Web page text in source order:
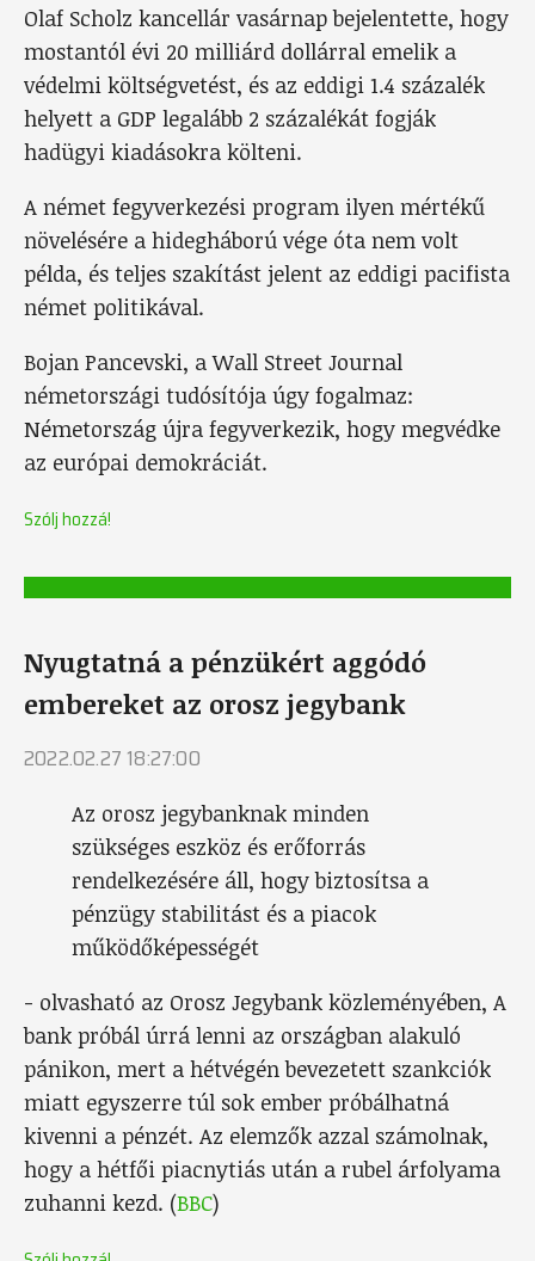
Olaf Scholz kancellár vasárnap bejelentette, hogy
mostantól évi 20 milliárd dollárral emelik a
védelmi költségvetést, és az eddigi 1.4 százalék
helyett a GDP legalább 2 százalékát fogják
hadügyi kiadásokra költeni.
A német fegyverkezési program ilyen mértékű
növelésére a hidegháború vége óta nem volt
példa, és teljes szakítást jelent az eddigi pacifista
német politikával.
Bojan Pancevski, a Wall Street Journal
németországi tudósítója úgy fogalmaz:
Németország újra fegyverkezik, hogy megvédke
az európai demokráciát.
Szólj hozzá!
Nyugtatná a pénzükért aggódó
embereket az orosz jegybank
2022.02.27 18:27:00
Az orosz jegybanknak minden
szükséges eszköz és erőforrás
rendelkezésére áll, hogy biztosítsa a
pénzügy stabilitást és a piacok
működőképességét
- olvasható az Orosz Jegybank közleményében, A
bank próbál úrrá lenni az országban alakuló
pánikon, mert a hétvégén bevezetett szankciók
miatt egyszerre túl sok ember próbálhatná
kivenni a pénzét. Az elemzők azzal számolnak,
hogy a hétfői piacnytiás után a rubel árfolyama
zuhanni kezd. (BBC)